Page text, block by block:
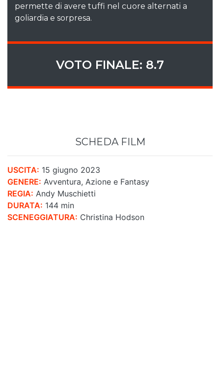
permette di avere tuffi nel cuore alternati a
goliardia e sorpresa.
VOTO FINALE: 8.7
SCHEDA FILM
USCITA: 15 giugno 2023
GENERE: Avventura, Azione e Fantasy
REGIA: Andy Muschietti
DURATA: 144 min
SCENEGGIATURA: Christina Hodson